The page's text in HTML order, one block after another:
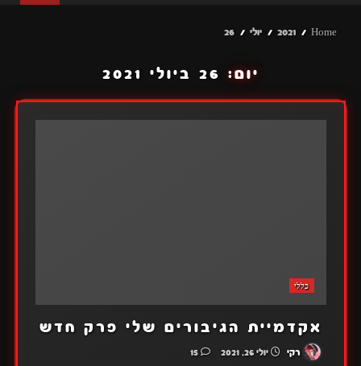
Home
2021 יולי 26
יום: 26 ביולי 2021
כללי
אקדמיית הגיבורים שלי פרק חדש
רקי יולי 26, 2021 15